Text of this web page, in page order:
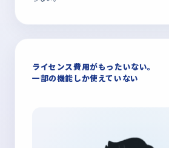
ライセンス費用がもったいない。
一部の機能しか使えていない